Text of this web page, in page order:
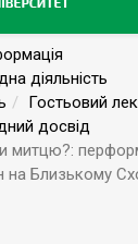
діяльність
Гостьовий
досвід
митцю?:
на Близькому